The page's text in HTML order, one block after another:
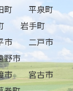
町
平泉町
岩手町
市
二戸市
野市
市
宮古市